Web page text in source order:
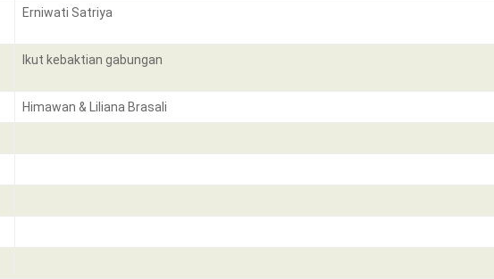
Erniwati Satriya
Ikut kebaktian gabungan
Himawan & Liliana Brasali